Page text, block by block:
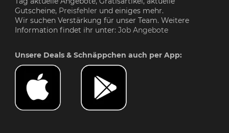
Gutscheine, Preisfehler und einiges mehr.
Wir suchen Verstärkung für unser Team. Weitere
Information findet ihr unter: Job Angebote
Unsere Deals & Schnäppchen auch per App: